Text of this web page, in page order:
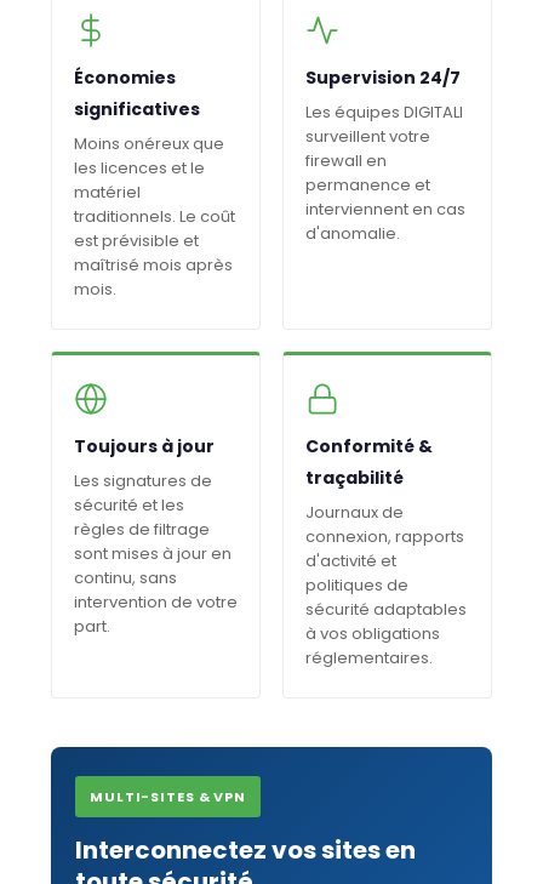
Économies
significatives
Moins onéreux que
les licences et le
matériel
traditionnels. Le coût
est prévisible et
maîtrisé mois après
mois.
Supervision 24/7
Les équipes DIGITALI
surveillent votre
firewall en
permanence et
interviennent en cas
d'anomalie.
Toujours à jour
Les signatures de
sécurité et les
règles de filtrage
sont mises à jour en
continu, sans
intervention de votre
part.
Conformité &
traçabilité
Journaux de
connexion, rapports
d'activité et
politiques de
sécurité adaptables
à vos obligations
réglementaires.
MULTI-SITES & VPN
Interconnectez vos sites en